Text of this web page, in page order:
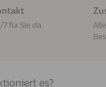
für Sie da
es?